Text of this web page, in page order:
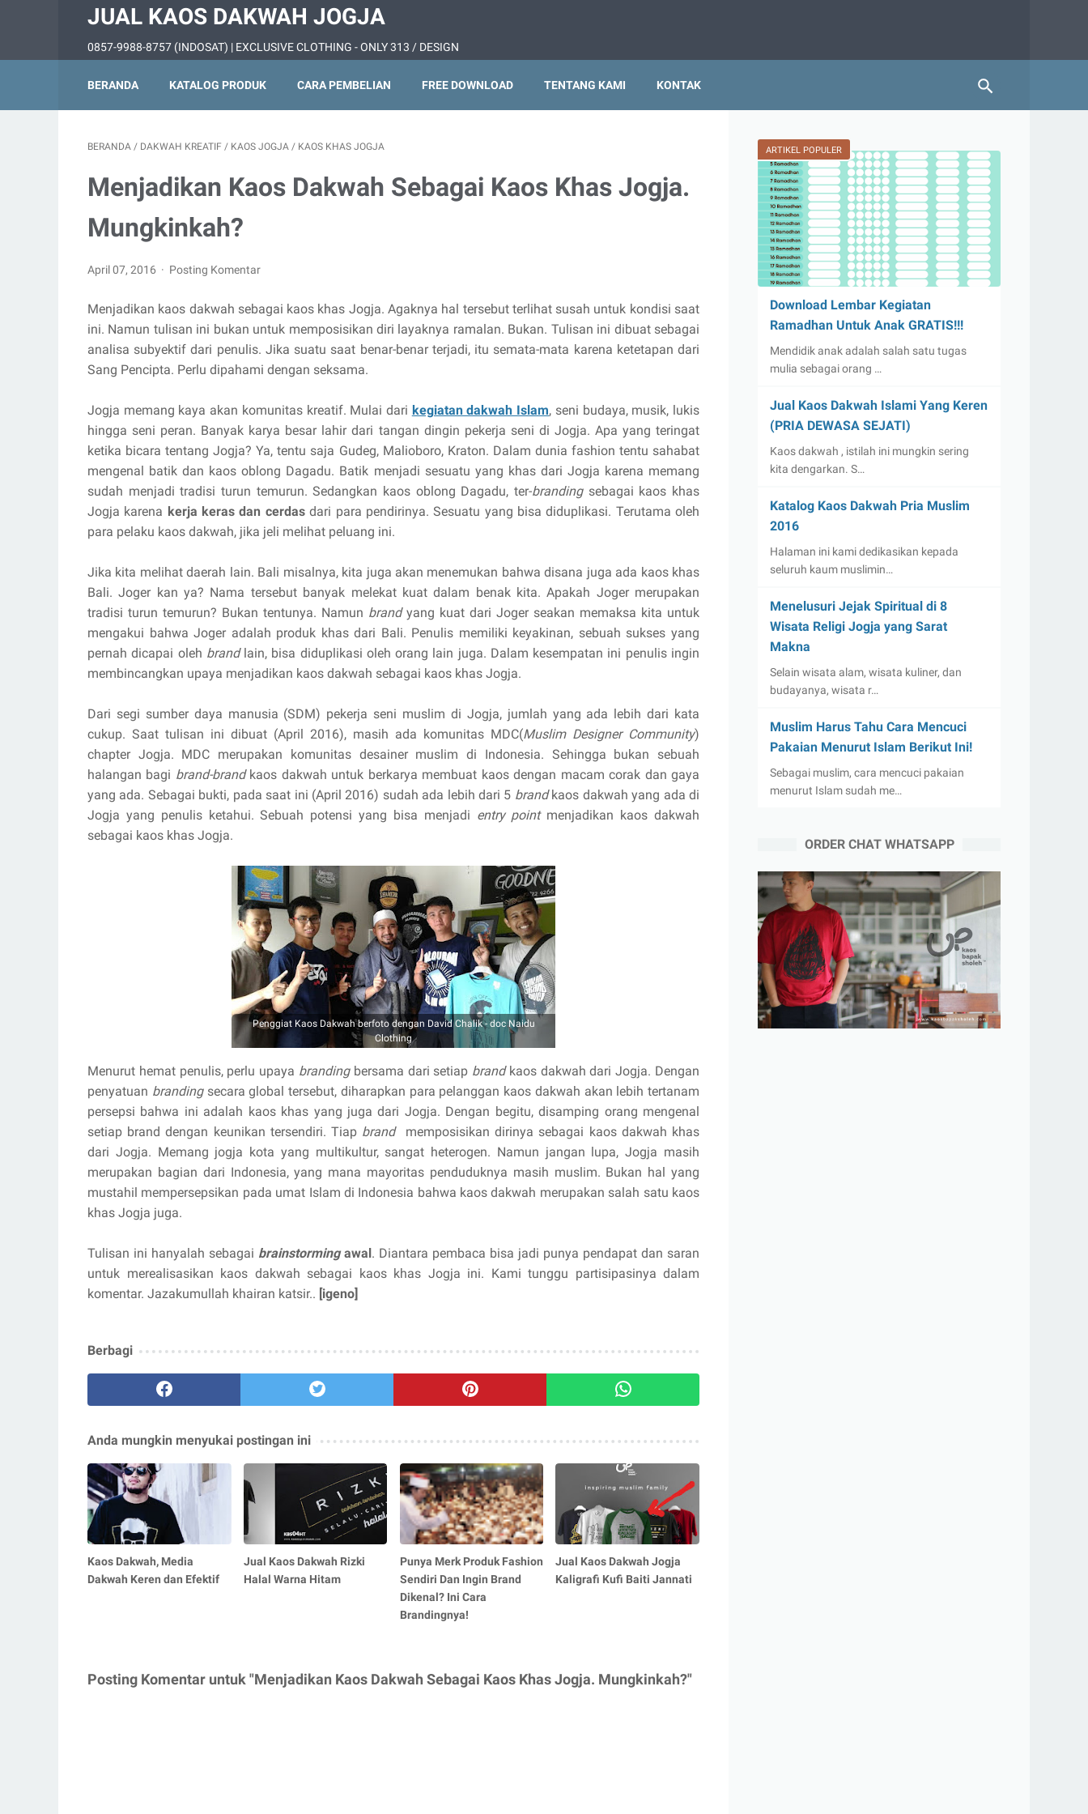
JUAL KAOS DAKWAH JOGJA
0857-9988-8757 (INDOSAT) | EXCLUSIVE CLOTHING - ONLY 313 / DESIGN
BERANDA KATALOG PRODUK CARA PEMBELIAN FREE DOWNLOAD TENTANG KAMI KONTAK
BERANDA / DAKWAH KREATIF / KAOS JOGJA / KAOS KHAS JOGJA
Menjadikan Kaos Dakwah Sebagai Kaos Khas Jogja.
Mungkinkah?
April 07, 2016 Posting Komentar
Menjadikan kaos dakwah sebagai kaos khas Jogja. Agaknya hal tersebut terlihat susah untuk kondisi saat
ini. Namun tulisan ini bukan untuk memposisikan diri layaknya ramalan. Bukan. Tulisan ini dibuat sebagai
analisa subyektif dari penulis. Jika suatu saat benar-benar terjadi, itu semata-mata karena ketetapan dari
Sang Pencipta. Perlu dipahami dengan seksama.
Jogja memang kaya akan komunitas kreatif. Mulai dari kegiatan dakwah Islam, seni budaya, musik, lukis
hingga seni peran. Banyak karya besar lahir dari tangan dingin pekerja seni di Jogja. Apa yang teringat
ketika bicara tentang Jogja? Ya, tentu saja Gudeg, Malioboro, Kraton. Dalam dunia fashion tentu sahabat
mengenal batik dan kaos oblong Dagadu. Batik menjadi sesuatu yang khas dari Jogja karena memang
sudah menjadi tradisi turun temurun. Sedangkan kaos oblong Dagadu, ter-brandingsebagai kaos khas
Jogja karena kerja keras dan cerdasdari para pendirinya. Sesuatu yang bisa diduplikasi. Terutama oleh
para pelaku kaos dakwah, jika jeli melihat peluang ini.
Jika kita melihat daerah lain. Bali misalnya, kita juga akan menemukan bahwa disana juga ada kaos khas
Bali. Joger kan ya? Nama tersebut banyak melekat kuat dalam benak kita. Apakah Joger merupakan
tradisi turun temurun? Bukan tentunya. Namun brandyang kuat dari Joger seakan memaksa kita untuk
mengakui bahwa Joger adalah produk khas dari Bali. Penulis memiliki keyakinan, sebuah sukses yang
pernah dicapai oleh brandlain, bisa diduplikasi oleh orang lain juga. Dalam kesempatan ini penulis ingin
membincangkan upaya menjadikan kaos dakwah sebagai kaos khas Jogja.
Dari segi sumber daya manusia (SDM) pekerja seni muslim di Jogja, jumlah yang ada lebih dari kata
cukup. Saat tulisan ini dibuat (April 2016), masih ada komunitas MDC(Muslim Designer Community)
chapter Jogja. MDC merupakan komunitas desainer muslim di Indonesia. Sehingga bukan sebuah
halangan bagi brand-brandkaos dakwah untuk berkarya membuat kaos dengan macam corak dan gaya
yang ada. Sebagai bukti, pada saat ini (April 2016) sudah ada lebih dari 5 brandkaos dakwah yang ada di
Jogja yang penulis ketahui. Sebuah potensi yang bisa menjadi entry point menjadikan kaos dakwah
sebagai kaos khas Jogja.
Penggiat Kaos Dakwah berfoto dengan David Chalik - doc Naidu
Clothing
Menurut hemat penulis, perlu upaya brandingbersama dari setiap brandkaos dakwah dari Jogja. Dengan
penyatuan brandingsecara global tersebut, diharapkan para pelanggan kaos dakwah akan lebih tertanam
persepsi bahwa ini adalah kaos khas yang juga dari Jogja. Dengan begitu, disamping orang mengenal
setiap brand dengan keunikan tersendiri. Tiap brandmemposisikan dirinya sebagai kaos dakwah khas
dari Jogja. Memang jogja kota yang multikultur, sangat heterogen. Namun jangan lupa, Jogja masih
merupakan bagian dari Indonesia, yang mana mayoritas penduduknya masih muslim. Bukan hal yang
mustahil mempersepsikan pada umat Islam di Indonesia bahwa kaos dakwah merupakan salah satu kaos
khas Jogja juga.
Tulisan ini hanyalah sebagai brainstormingawal. Diantara pembaca bisa jadi punya pendapat dan saran
untuk merealisasikan kaos dakwah sebagai kaos khas Jogja ini. Kami tunggu partisipasinya dalam
komentar. Jazakumullah khairan katsir.. [igeno]
Berbagi
Anda mungkin menyukai postingan ini
Kaos Dakwah, Media
Dakwah Keren dan Efektif
Jual Kaos Dakwah Rizki
Halal Warna Hitam
Punya Merk Produk Fashion
Sendiri Dan Ingin Brand
Dikenal? Ini Cara
Brandingnya!
Jual Kaos Dakwah Jogja
Kaligrafi Kufi Baiti Jannati
Posting Komentar untuk "Menjadikan Kaos Dakwah Sebagai Kaos Khas Jogja. Mungkinkah?"
ARTIKEL POPULER
Download Lembar Kegiatan
Ramadhan Untuk Anak GRATIS!!!
Mendidik anak adalah salah satu tugas
mulia sebagai orang …
Jual Kaos Dakwah Islami Yang Keren
(PRIA DEWASA SEJATI)
Kaos dakwah , istilah ini mungkin sering
kita dengarkan. S…
Katalog Kaos Dakwah Pria Muslim
2016
Halaman ini kami dedikasikan kepada
seluruh kaum muslimin…
Menelusuri Jejak Spiritual di 8
Wisata Religi Jogja yang Sarat
Makna
Selain wisata alam, wisata kuliner, dan
budayanya, wisata r…
Muslim Harus Tahu Cara Mencuci
Pakaian Menurut Islam Berikut Ini!
Sebagai muslim, cara mencuci pakaian
menurut Islam sudah me…
ORDER CHAT WHATSAPP